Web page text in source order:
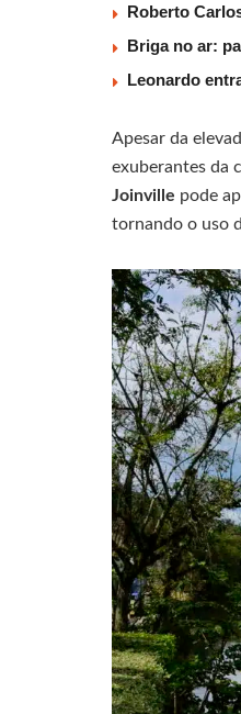
Roberto
Briga no ar:
Leonardo
Apesar da
exuberantes da
Joinville pode
tornando o uso